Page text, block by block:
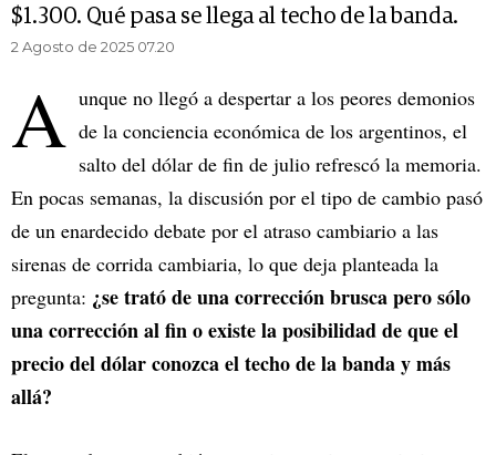
$1.300. Qué pasa se llega al techo de la banda.
2 Agosto de 2025 07.20
A unque no llegó a despertar a los peores demonios
de la conciencia económica de los argentinos, el
salto del dólar de fin de julio refrescó la memoria.
En pocas semanas, la discusión por el tipo de cambio pasó
de un enardecido debate por el atraso cambiario a las
sirenas de corrida cambiaria, lo que deja planteada la
pregunta: ¿se trató de una corrección brusca pero sólo
una corrección al fin o existe la posibilidad de que el
precio del dólar conozca el techo de la banda y más
allá?